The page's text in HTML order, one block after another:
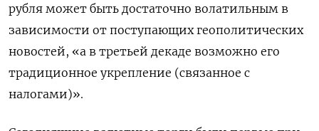
рубля может быть достаточно волатильным в
зависимости от поступающих геополитических
новостей, «а в третьей декаде возможно ‌его
традиционное укрепление (связанное с
налогами)».